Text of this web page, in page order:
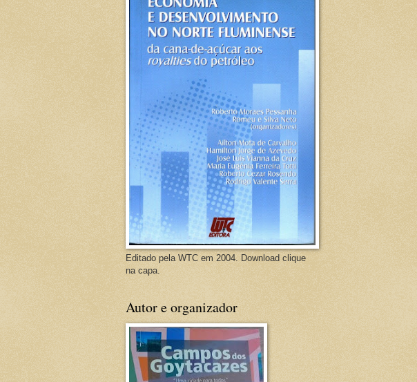
Editado pela WTC em 2004. Download clique
na capa.
Autor e organizador